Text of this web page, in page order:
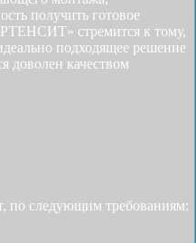
получить готовое
стремится к тому,
подходящее решение
доволен качеством
по следующим требованиям: